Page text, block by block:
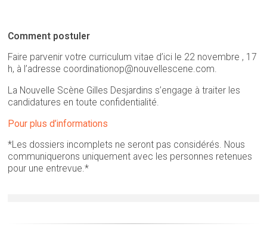
Comment postuler
Faire parvenir votre curriculum vitae d’ici le 22 novembre , 17
h, à l’adresse coordinationop@nouvellescene.com.
La Nouvelle Scène Gilles Desjardins s’engage à traiter les
candidatures en toute confidentialité.
Pour plus d’informations
*Les dossiers incomplets ne seront pas considérés. Nous
communiquerons uniquement avec les personnes retenues
pour une entrevue.*